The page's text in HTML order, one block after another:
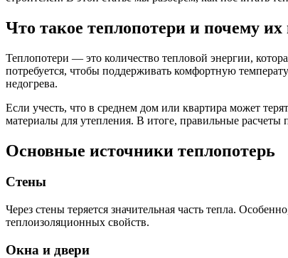
Что такое теплопотери и почему
Теплопотери — это количество тепловой энергии,
потребуется, чтобы поддерживать комфортную
недогрева.
Если учесть, что в среднем дом или квартира может
материалы для утепления. В итоге, правильные
Основные источники теплопотерь
Стены
Через стены теряется значительная часть тепла.
теплоизоляционных свойств.
Окна и двери